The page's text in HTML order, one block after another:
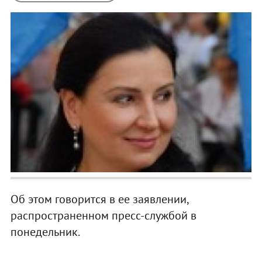
Об этом говорится в ее заявлении,
распространенном пресс-службой в
понедельник.